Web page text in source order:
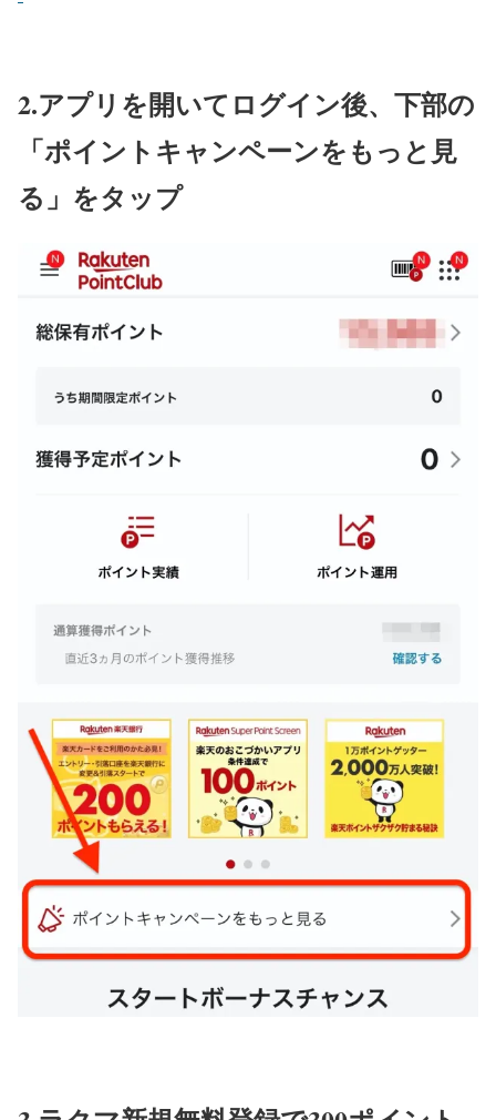
2.アプリを開いてログイン後、下部の
「ポイントキャンペーンをもっと見
る」をタップ